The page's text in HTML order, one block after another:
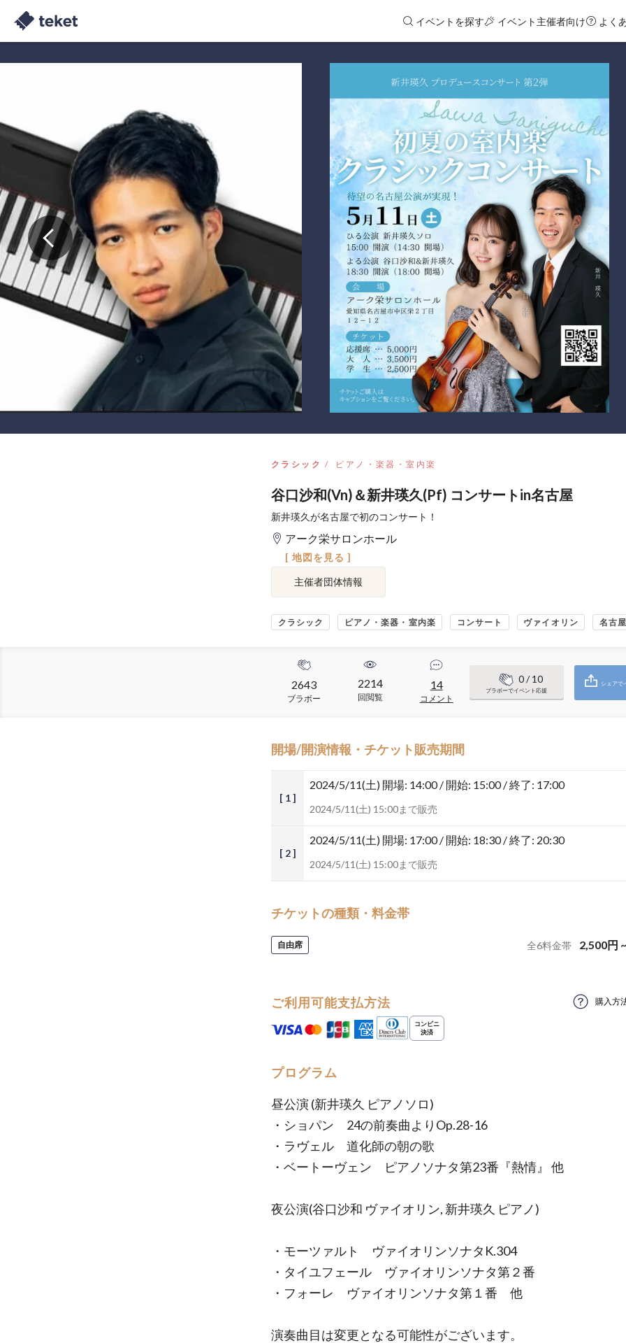
イベントを探す イベント主催者向け よく
クラシック ピアノ・楽器・室内楽
谷口沙和(Vn)＆新井瑛久(Pf) コンサートin名古屋
新井瑛久が名古屋で初のコンサート！
アーク栄サロンホール
[ 地図を見る ]
主催者団体情報
クラシック ピアノ・楽器・室内楽 コンサート ヴァイオリン 名古
2643
ブラボー
2214
回閲覧
14
コメント
0/ 10
ブラボーでイベント応援
シェアで
開場/開演情報・チケット販売期間
[ 1 ]
2024/5/11(土) 開場: 14:00 / 開始: 15:00 / 終了: 17:00
2024/5/11(土) 15:00まで販売
[ 2 ]
2024/5/11(土) 開場: 17:00 / 開始: 18:30 / 終了: 20:30
2024/5/11(土) 15:00まで販売
チケットの種類・料金帯
自由席 全6料金帯 2,500円
ご利用可能支払方法 購入方
プログラム
昼公演 (新井瑛久 ピアノソロ)
・ショパン 24の前奏曲よりOp.28-16
・ラヴェル 道化師の朝の歌
・ベートーヴェン ピアノソナタ第23番『熱情』 他
夜公演(谷口沙和 ヴァイオリン, 新井瑛久 ピアノ)
・モーツァルト ヴァイオリンソナタK.304
・タイユフェール ヴァイオリンソナタ第２番
・フォーレ ヴァイオリンソナタ第１番 他
演奏曲目は変更となる可能性がございます。